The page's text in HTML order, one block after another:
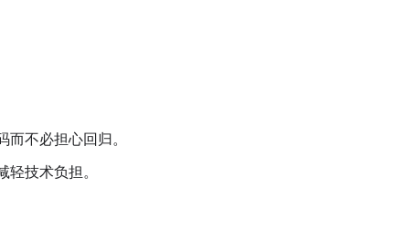
而不必担心回归。
轻技术负担。